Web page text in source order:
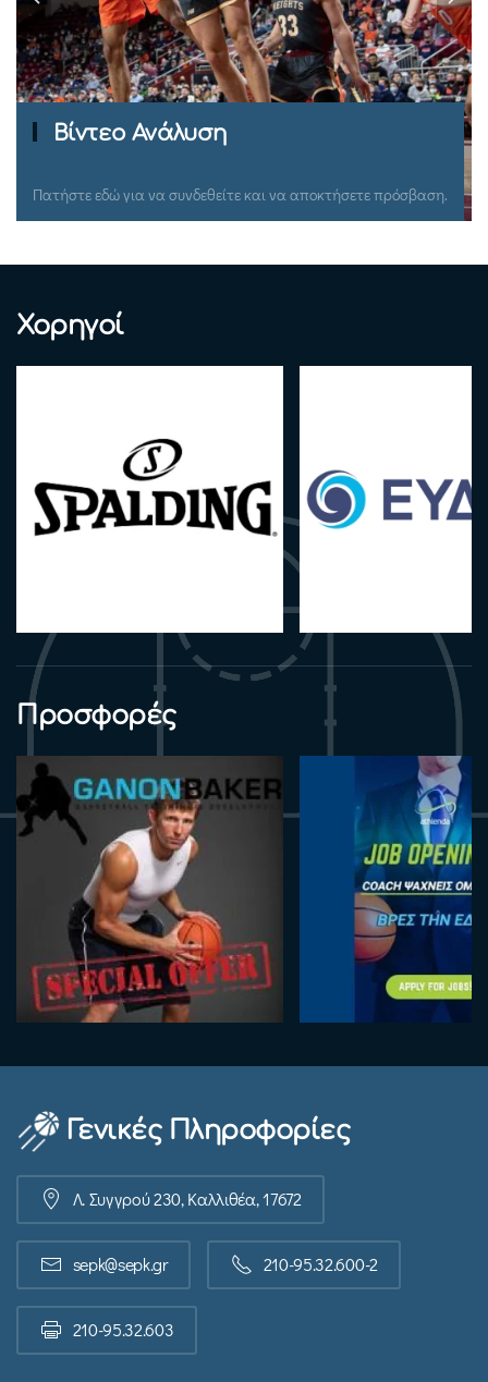
Ομιλίες Σεμιναρίων
Πατήστε εδώ για να συνδεθείτε και να αποκτήσετε πρόσβαση.
Χορηγοί
Προσφορές
Γενικές Πληροφορίες
Λ. Συγγρού 230, Καλλιθέα, 17672
sepk@sepk.gr 210-95.32.600-2
210-95.32.603